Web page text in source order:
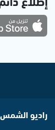
راديو الشمس